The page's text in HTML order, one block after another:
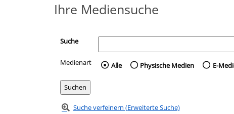
Ihre Mediensuche
Suche
Medienart Wählen Sie die Medienart
Alle Physische Medien E-
Suche verfeinern (Erweiterte Suche)